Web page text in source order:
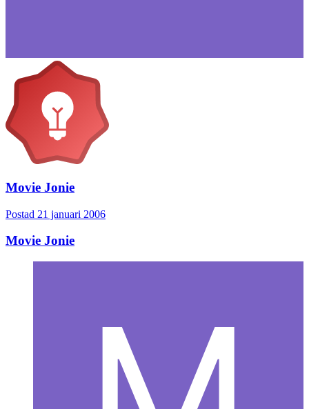
Movie Jonie
Postad 21 januari 2006
Movie Jonie